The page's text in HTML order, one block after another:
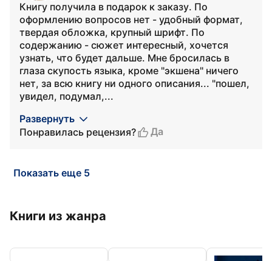
Книгу получила в подарок к заказу. По
оформлению вопросов нет - удобный формат,
твердая обложка, крупный шрифт. По
содержанию - сюжет интересный, хочется
узнать, что будет дальше. Мне бросилась в
глаза скупость языка, кроме "экшена" ничего
нет, за всю книгу ни одного описания... "пошел,
увидел, подумал,...
Развернуть
Понравилась рецензия?
Да
Показать еще 5
Книги из жанра